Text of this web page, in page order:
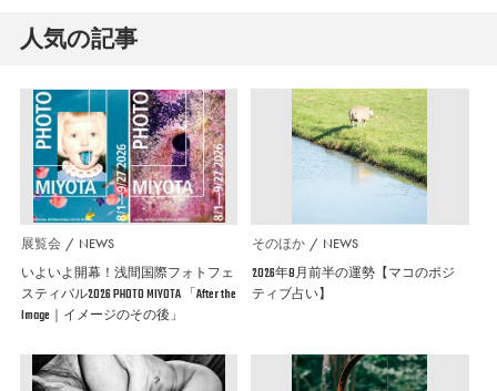
人気の記事
展覧会 NEWS
いよいよ開幕！浅間国際フォトフェ
スティバル2026 PHOTO MIYOTA 「After the
Image｜イメージのその後」
そのほか NEWS
2026年8月前半の運勢【マコのポジ
ティブ占い】